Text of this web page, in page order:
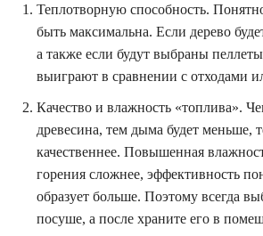
Теплотворную способность.
быть максимальна. Если дерево
а также если будут выбраны
выиграют в сравнении с отходами
Качество и влажность «топлива».
древесина, тем дыма будет меньше,
качественнее. Повышенная
горения сложнее, эффективность
образует больше. Поэтому всегда
посуше, а после храните его в